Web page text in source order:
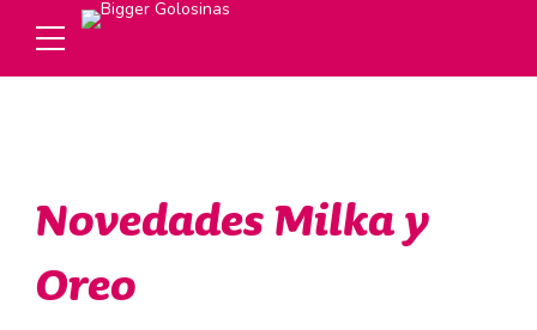
Novedades Milka y
Oreo